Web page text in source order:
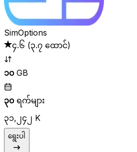
SimOptions
၄.၆ (၃.၇ ထောင်)
၁၀GB
၃၀ရက်များ
၃၁,၂၄၂ K
ရွေးပါ